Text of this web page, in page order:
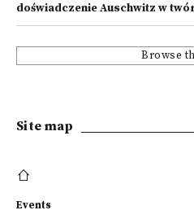
doświadczenie Auschwitz w
Browse
Site map
Events